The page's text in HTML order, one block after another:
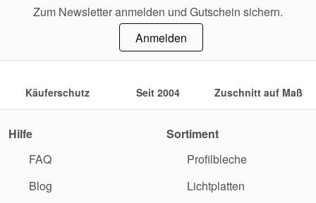
Zum Newsletter anmelden und Gutschein sichern.
Anmelden
Käuferschutz Seit 2004 Zuschnitt auf Maß
Hilfe
FAQ
Blog
Sortiment
Profilbleche
Lichtplatten